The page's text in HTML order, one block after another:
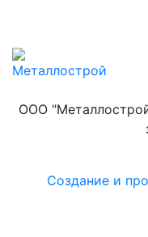
ООО
Создание и